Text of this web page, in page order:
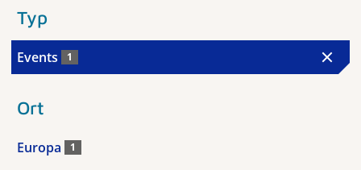
Typ
Events 1
Ort
Europa 1